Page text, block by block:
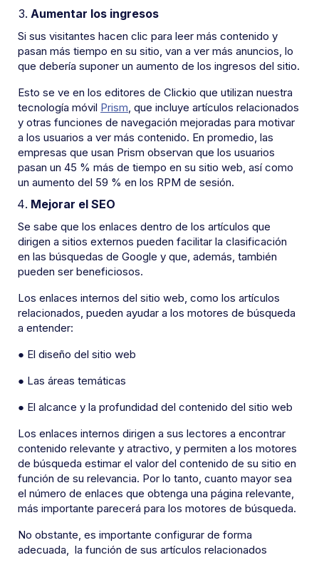
Aumentar los ingresos
Si sus visitantes hacen clic para leer más contenido y
pasan más tiempo en su sitio, van a ver más anuncios, lo
que debería suponer un aumento de los ingresos del sitio.
Esto se ve en los editores de Clickio que utilizan nuestra
tecnología móvil Prism, que incluye artículos relacionados
y otras funciones de navegación mejoradas para motivar
a los usuarios a ver más contenido. En promedio, las
empresas que usan Prism observan que los usuarios
pasan un 45 % más de tiempo en su sitio web, así como
un aumento del 59 % en los RPM de sesión.
Mejorar el SEO
Se sabe que los enlaces dentro de los artículos que
dirigen a sitios externos pueden facilitar la clasificación
en las búsquedas de Google y que, además, también
pueden ser beneficiosos.
Los enlaces internos del sitio web, como los artículos
relacionados, pueden ayudar a los motores de búsqueda
a entender:
● El diseño del sitio web
● Las áreas temáticas
● El alcance y la profundidad del contenido del sitio web
Los enlaces internos dirigen a sus lectores a encontrar
contenido relevante y atractivo, y permiten a los motores
de búsqueda estimar el valor del contenido de su sitio en
función de su relevancia. Por lo tanto, cuanto mayor sea
el número de enlaces que obtenga una página relevante,
más importante parecerá para los motores de búsqueda.
No obstante, es importante configurar de forma
adecuada, la función de sus artículos relacionados